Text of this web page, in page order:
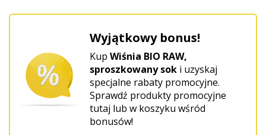
Wyjątkowy bonus!
Kup Wiśnia BIO RAW,
sproszkowany sok i uzyskaj
specjalne rabaty promocyjne.
Sprawdź produkty promocyjne
tutaj lub w koszyku wśród
bonusów!